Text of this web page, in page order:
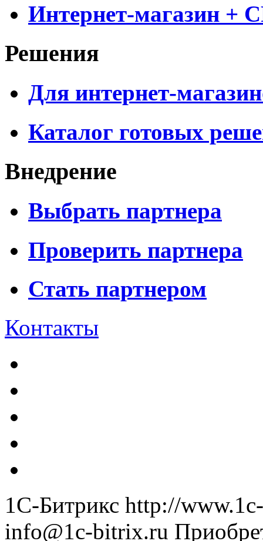
Интернет-магазин +
Решения
Для интернет-
Каталог готовых
Внедрение
Выбрать партнера
Проверить партнера
Стать партнером
Контакты
1С-Битрикс http://
info@1c-bitrix.ru